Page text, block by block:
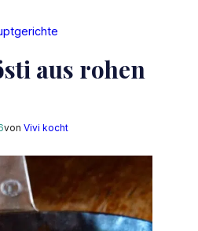
aus rohen
von Vivi kocht